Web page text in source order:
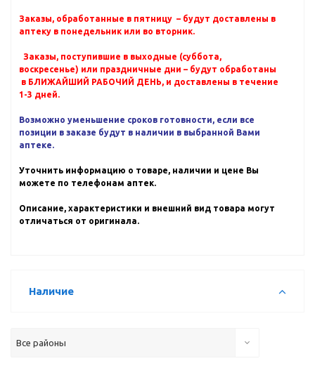
Заказы, обработанные в пятницу – будут доставлены в
аптеку в понедельник или во вторник.
Заказы, поступившие в выходные (суббота,
воскресенье) или праздничные дни – будут обработаны
в БЛИЖАЙШИЙ РАБОЧИЙ ДЕНЬ, и доставлены в течение
1-3 дней.
Возможно уменьшение сроков готовности, если все
позиции в заказе будут в наличии в выбранной Вами
аптеке.
Уточнить информацию о товаре, наличии и цене Вы
можете по телефонам аптек.
Описание, характеристики и внешний вид товара могут
отличаться от оригинала.
Наличие
Все районы